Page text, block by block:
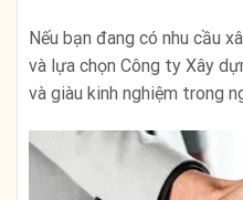
Nếu bạn đang có nhu cầu
và lựa chọn Công ty Xây
và giàu kinh nghiệm trong